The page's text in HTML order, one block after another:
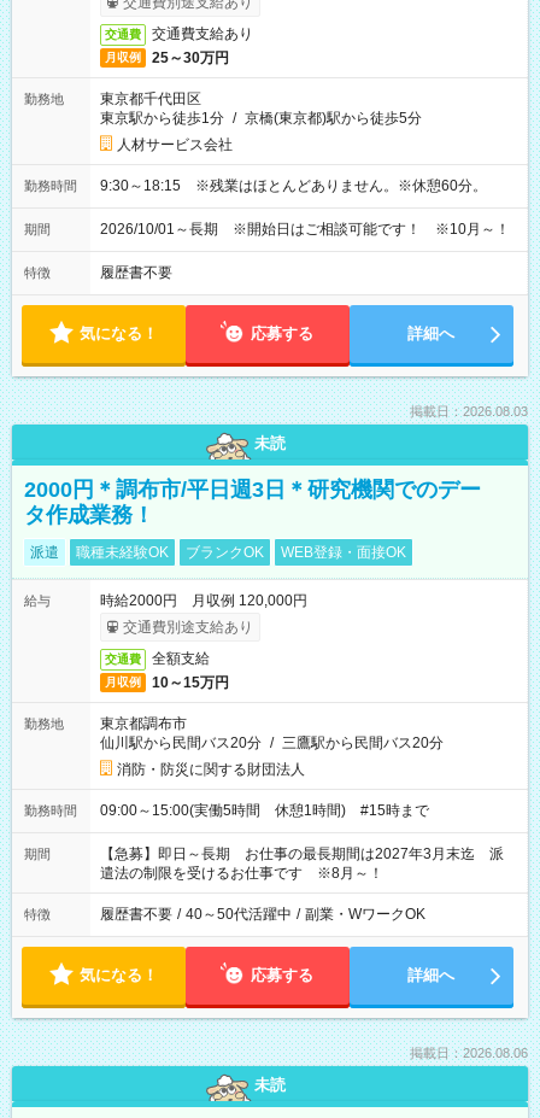
交通費 交通費支給あり
月収例 25～30万円
勤務地
東京都千代田区
東京駅から徒歩1分 / 京橋(東京都)駅から徒歩5分
人材サービス会社
勤務時間 9:30～18:15 ※残業はほとんどありません。※休憩60分。
期間 2026/10/01～長期 ※開始日はご相談可能です！ ※10月～！
特徴 履歴書不要
気になる！ 応募する 詳細へ
掲載日：2026.08.03
未読
2000円＊調布市/平日週3日＊研究機関でのデー
タ作成業務！
派遣 職種未経験OK ブランクOK WEB登録・面接OK
給与
時給2000円 月収例 120,000円
交通費別途支給あり
交通費 全額支給
月収例 10～15万円
勤務地
東京都調布市
仙川駅から民間バス20分 / 三鷹駅から民間バス20分
消防・防災に関する財団法人
勤務時間 09:00～15:00(実働5時間 休憩1時間) #15時まで
期間
【急募】即日～長期 お仕事の最長期間は2027年3月末迄 派
遣法の制限を受けるお仕事です ※8月～！
特徴 履歴書不要 / 40～50代活躍中 / 副業・WワークOK
気になる！ 応募する 詳細へ
掲載日：2026.08.06
未読